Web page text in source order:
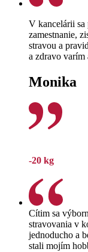
V kancelárii sa
zamestnanie,
stravou a
a zdravo varím
Monika
-20 kg
Cítim sa
stravovania v
jednoducho a
stali mojím